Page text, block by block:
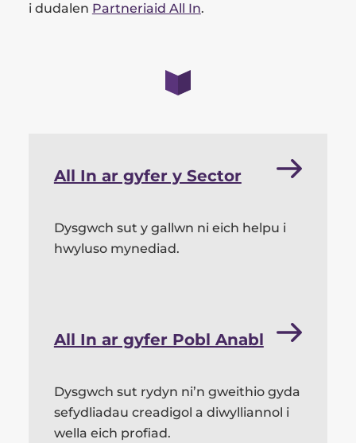
i dudalen Partneriaid All In.
All In ar gyfer y Sector
Dysgwch sut y gallwn ni eich helpu i
hwyluso mynediad.
All In ar gyfer Pobl Anabl
Dysgwch sut rydyn ni’n gweithio gyda
sefydliadau creadigol a diwylliannol i
wella eich profiad.